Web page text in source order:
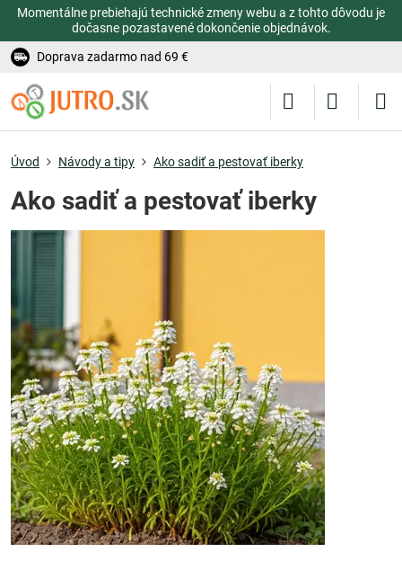
Momentálne prebiehajú technické zmeny webu a z tohto dôvodu je
dočasne pozastavené dokončenie objednávok.
Doprava zadarmo nad 69 €
Úvod Návody a tipy Ako sadiť a pestovať iberky
Ako sadiť a pestovať iberky